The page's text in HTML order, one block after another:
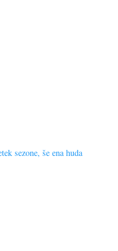
sezone, še ena huda